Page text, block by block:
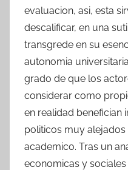
evaluacion, asi, esta
descalificar, en una
transgrede en su
autonomia
grado de que los
considerar como
en realidad benefician
politicos muy
academico. Tras un
economicas y